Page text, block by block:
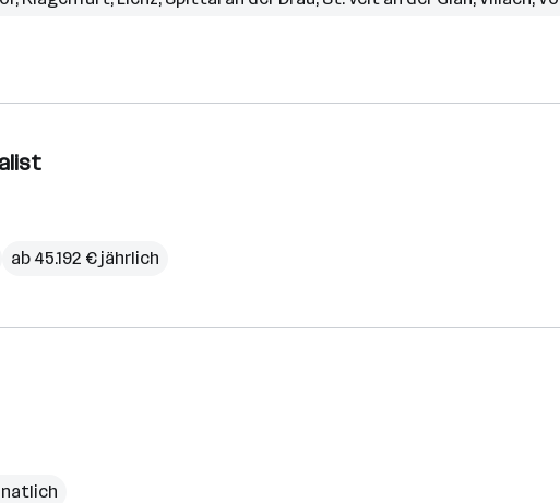
ab 45.192 € jährlich